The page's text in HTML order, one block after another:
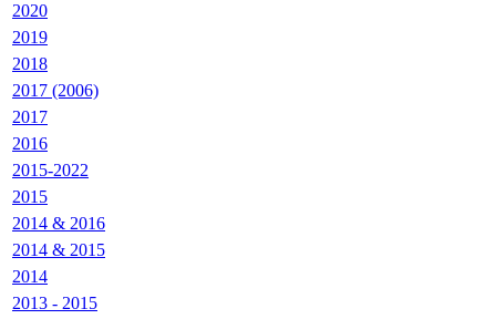
2020
2019
2018
2017 (2006)
2017
2016
2015-2022
2015
2014 & 2016
2014 & 2015
2014
2013 - 2015